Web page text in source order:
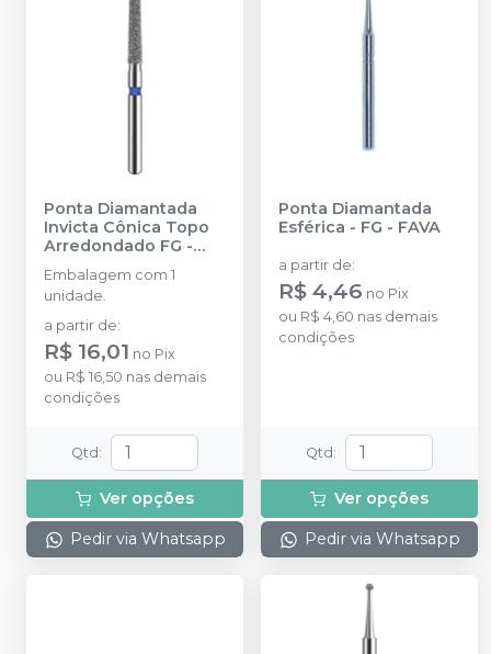
Ponta Diamantada
Invicta Cônica Topo
Arredondado FG -
AMERICAN BURRS
Embalagem com 1
unidade.
a partir de:
R$ 16,01 no Pix
ou R$ 16,50 nas demais
condições
Qtd :
Ver opções
Pedir via Whatsapp
Ponta Diamantada
Esférica - FG - FAVA
a partir de:
R$ 4,46 no Pix
ou R$ 4,60 nas demais
condições
Qtd :
Ver opções
Pedir via Whatsapp